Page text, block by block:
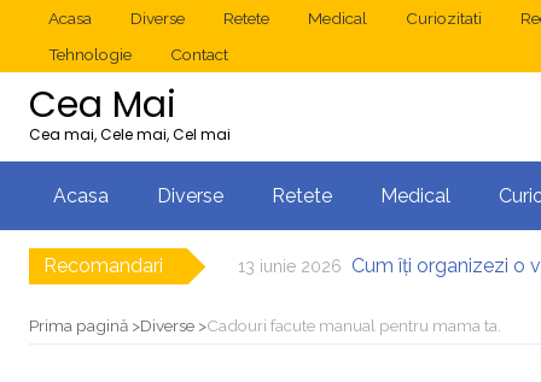
Acasa Diverse Retete Medical Curiozitati
Tehnologie
Contact
Cea Mai
Cea mai, Cele mai, Cel mai
Acasa Diverse Retete Medical
Recomandari 13 iunie 2026 Cum îți organizezi o
17 decembrie 2025 Multisite
Prima pagină Diverse Cadouri facute manual pentru mama ta.